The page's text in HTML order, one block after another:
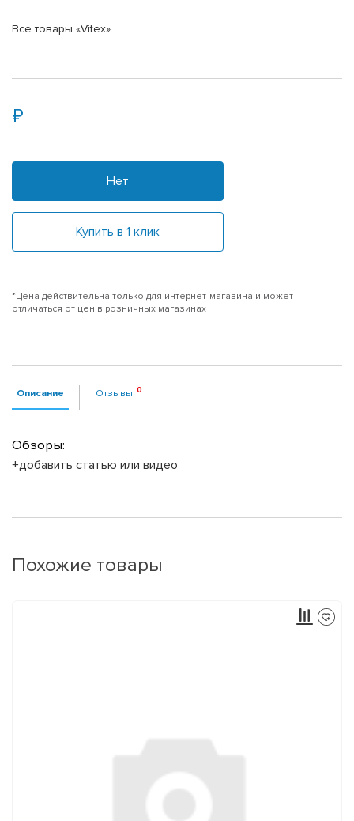
Все товары «Vitex»
Нет
Купить в 1 клик
*Цена действительна только для интернет-магазина и может
отличаться от цен в розничных магазинах
Описание Отзывы
Обзоры:
+добавить статью или видео
Похожие товары